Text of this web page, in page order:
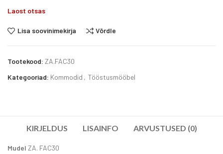
Laost otsas
Lisa soovinimekirja Võrdle
Tootekood: ZA.FAC30
Kategooriad: Kommodid , Tööstusmööbel
KIRJELDUS LISAINFO ARVUSTUSED (0)
Mudel ZA. FAC30